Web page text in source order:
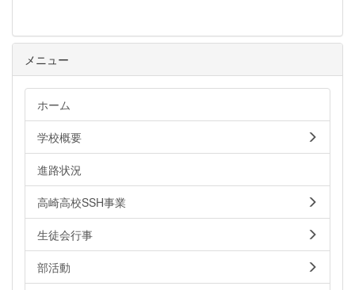
メニュー
ホーム
学校概要
進路状況
高崎高校SSH事業
生徒会行事
部活動